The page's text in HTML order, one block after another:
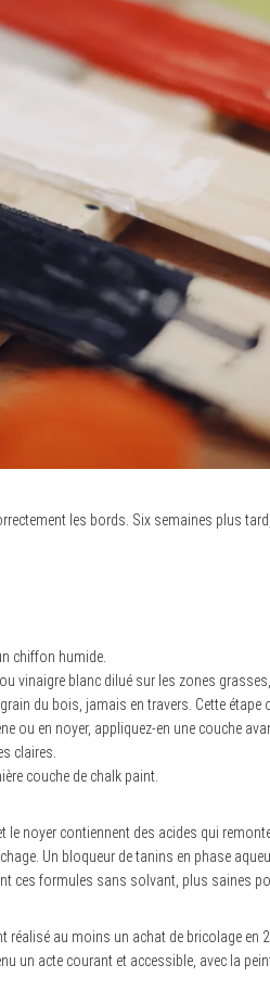
les bords. Six semaines plus
chiffon humide.
vinaigre blanc dilué sur les zones
du bois, jamais en travers. Cette étape
ou en noyer, appliquez-en une couche
claires.
couche de chalk paint.
le noyer contiennent des acides qui
Un bloqueur de tanins en phase
ces formules sans solvant, plus saines
réalisé au moins un achat de bricolage en
un acte courant et accessible, avec la